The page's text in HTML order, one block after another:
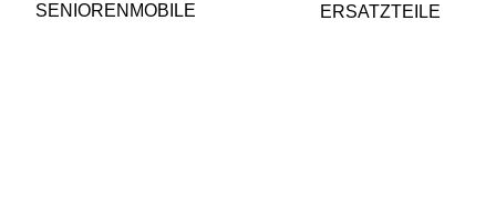
SENIORENMOBILE ERSATZTEILE